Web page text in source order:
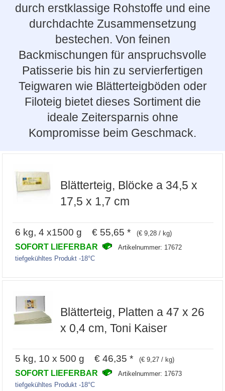
durch erstklassige Rohstoffe und eine
durchdachte Zusammensetzung
bestechen. Von feinen
Backmischungen für anspruchsvolle
Patisserie bis hin zu servierfertigen
Teigwaren wie Blätterteigböden oder
Filoteig bietet dieses Sortiment die
ideale Zeitersparnis ohne
Kompromisse beim Geschmack.
Blätterteig, Blöcke a 34,5 x
17,5 x 1,7 cm
6 kg, 4 x1500 g € 55,65 * (€ 9,28 / kg)
SOFORT LIEFERBAR
Artikelnummer: 17672
tiefgekühltes Produkt -18°C
Blätterteig, Platten a 47 x 26
x 0,4 cm, Toni Kaiser
5 kg, 10 x 500 g € 46,35 * (€ 9,27 / kg)
SOFORT LIEFERBAR
Artikelnummer: 17673
tiefgekühltes Produkt -18°C